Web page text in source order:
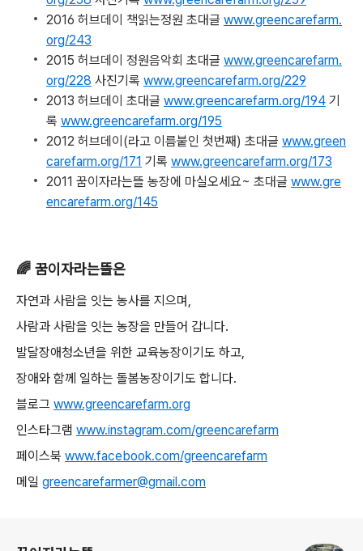
2016 허브데이 책읽는정원 초대글 www.greencarefarm.
org/243
2015 허브데이 정원음악회 초대글 www.greencarefarm.
org/228 사진기록 www.greencarefarm.org/229
2013 허브데이 초대글 www.greencarefarm.org/194 기
록 www.greencarefarm.org/195
2012 허브데이(라고 이름붙인 첫번째) 초대글 www.green
carefarm.org/171 기록 www.greencarefarm.org/173
2011 꿈이자라는뜰 농장에 마실오세요~ 초대글 www.gre
encarefarm.org/145
🌈 꿈이자라는뜰은
자연과 사람을 잇는 농사를 지으며,
사람과 사람을 잇는 농장을 만들어 갑니다.
발달장애청소년을 위한 교육농장이기도 하고,
장애와 함께 일하는 돌봄농장이기도 합니다.
블로그 www.greencarefarm.org
인스타그램 www.instagram.com/greencarefarm
페이스북 www.facebook.com/greencarefarm
메일 greencarefarmer@gmail.com